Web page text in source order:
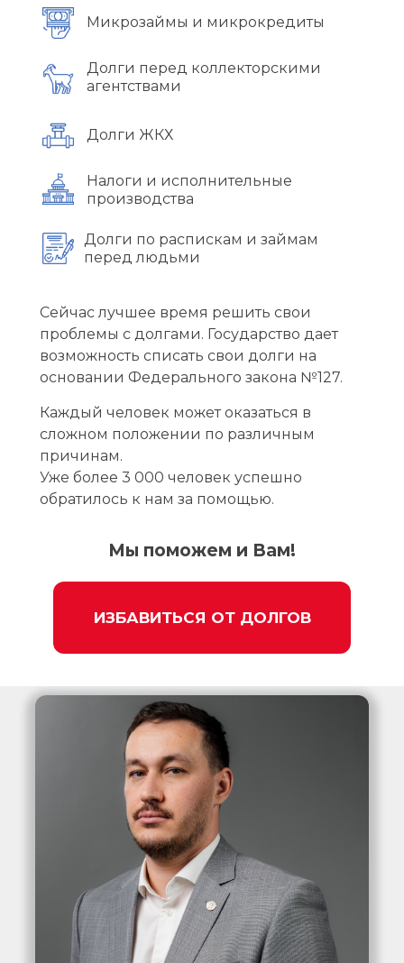
Долги ЖКХ
Налоги и исполнительные
производства
Каждый человек может оказаться в
сложном положении по различным
причинам.
Уже более 3 000 человек успешно
обратилось к нам за помощью.
Долги перед коллекторскими
агентствами
Долги по распискам и займам
перед людьми
ИЗБАВИТЬСЯ ОТ ДОЛГОВ
Микрозаймы и микрокредиты
Сейчас лучшее время решить свои
проблемы с долгами. Государство дает
возможность списать свои долги на
основании Федерального закона №127.
Мы поможем и Вам!